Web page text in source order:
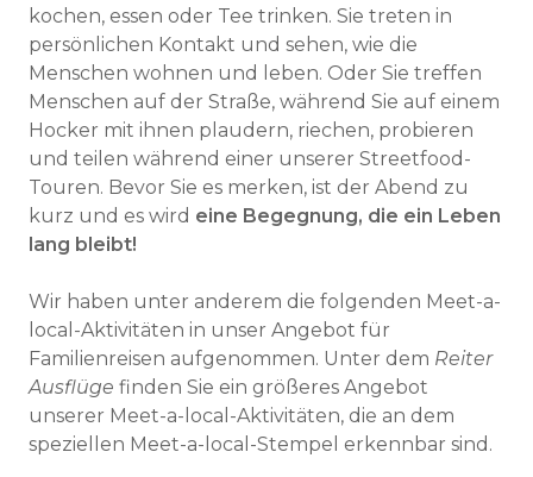
kochen, essen oder Tee trinken. Sie treten in
persönlichen Kontakt und sehen, wie die
Menschen wohnen und leben. Oder Sie treffen
Menschen auf der Straße, während Sie auf einem
Hocker mit ihnen plaudern, riechen, probieren
und teilen während einer unserer Streetfood-
Touren. Bevor Sie es merken, ist der Abend zu
kurz und es wird eine Begegnung, die ein Leben
lang bleibt!
Wir haben unter anderem die folgenden Meet-a-
local-Aktivitäten in unser Angebot für
Familienreisen aufgenommen. Unter dem Reiter
Ausflüge finden Sie ein größeres Angebot
unserer Meet-a-local-Aktivitäten, die an dem
speziellen Meet-a-local-Stempel erkennbar sind.